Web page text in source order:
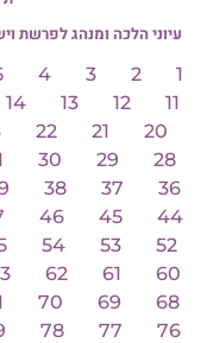
עיוני הלכה ומנהג לפרשת
1
2
3
4
11
12
13
14
20
21
22
28
29
30
36
37
38
44
45
46
52
53
54
60
61
62
68
69
70
76
77
78